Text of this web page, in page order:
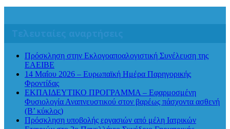
Πρόσκληση στην Εκλογοαποαλογιστική Συνέλευση της
ΕΑΕΙΒΕ
14 Μαΐου 2026 – Ευρωπαϊκή Ημέρα Παρηγορικής
Φροντίδας
ΕΚΠΑΙΔΕΥΤΙΚΟ ΠΡΟΓΡΑΜΜΑ – Εφαρμοσμένη
Φυσιολογία Αναπνευστικού στον βαρέως πάσχοντα ασθενή
(Β’ κύκλος)
Πρόσκληση υποβολής εργασιών από μέλη Ιατρικών